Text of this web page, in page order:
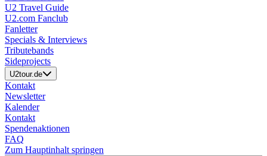
U2 Travel Guide
U2.com Fanclub
Fanletter
Specials & Interviews
Tributebands
Sideprojects
U2tour.de
Kontakt
Newsletter
Kalender
Kontakt
Spendenaktionen
FAQ
Zum Hauptinhalt springen